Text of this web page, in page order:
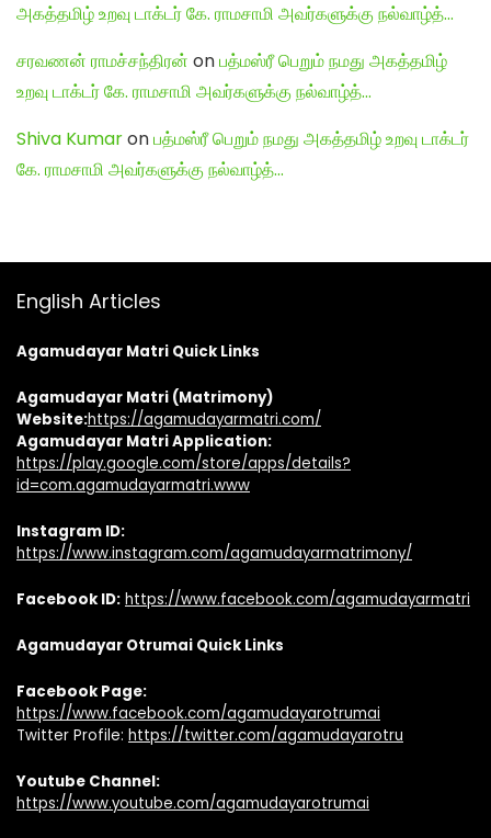
அகத்தமிழ் உறவு டாக்டர் கே. ராமசாமி அவர்களுக்கு நல்வாழ்த்…
சரவணன் ராமச்சந்திரன் onபத்மஸ்ரீ பெறும் நமது அகத்தமிழ்
உறவு டாக்டர் கே. ராமசாமி அவர்களுக்கு நல்வாழ்த்…
Shiva Kumaronபத்மஸ்ரீ பெறும் நமது அகத்தமிழ் உறவு டாக்டர்
கே. ராமசாமி அவர்களுக்கு நல்வாழ்த்…
English Articles
Agamudayar Matri Quick Links
Agamudayar Matri (Matrimony)
Website:https://agamudayarmatri.com/
Agamudayar Matri Application:
https://play.google.com/store/apps/details?
id=com.agamudayarmatri.www
Instagram ID:
https://www.instagram.com/agamudayarmatrimony/
Facebook ID: https://www.facebook.com/agamudayarmatri
Agamudayar Otrumai Quick Links
Facebook Page:
https://www.facebook.com/agamudayarotrumai
Twitter Profile: https://twitter.com/agamudayarotru
Youtube Channel:
https://www.youtube.com/agamudayarotrumai